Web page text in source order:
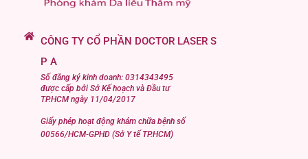
CÔNG TY CỔ PHẦN DOCTOR LASER S
P A
Số đăng ký kinh doanh: 0314343495
được cấp bởi Sở Kế hoạch và Đầu tư
TP.HCM ngày 11/04/2017
Giấy phép hoạt động khám chữa bệnh số
00566/HCM-GPHD (Sở Y tế TP.HCM)